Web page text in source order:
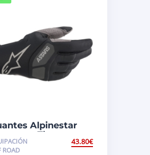
Alpinestar
Therm
Gris
ROAD
43.80€